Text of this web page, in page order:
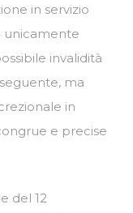
in servizio
unicamente
invalidità
ma
in
e precise
del 12